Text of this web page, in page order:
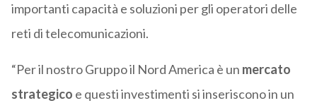
importanti capacità e soluzioni per gli operatori delle
reti di telecomunicazioni.
“Per il nostro Gruppo il Nord America è un mercato
strategico e questi investimenti si inseriscono in un